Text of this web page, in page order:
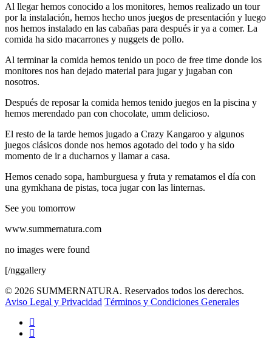
Al llegar hemos conocido a los monitores, hemos realizado un tour
por la instalación, hemos hecho unos juegos de presentación y luego
nos hemos instalado en las cabañas para después ir ya a comer. La
comida ha sido macarrones y nuggets de pollo.
Al terminar la comida hemos tenido un poco de free time donde los
monitores nos han dejado material para jugar y jugaban con
nosotros.
Después de reposar la comida hemos tenido juegos en la piscina y
hemos merendado pan con chocolate, umm delicioso.
El resto de la tarde hemos jugado a Crazy Kangaroo y algunos
juegos clásicos donde nos hemos agotado del todo y ha sido
momento de ir a ducharnos y llamar a casa.
Hemos cenado sopa, hamburguesa y fruta y rematamos el día con
una gymkhana de pistas, toca jugar con las linternas.
See you tomorrow
www.summernatura.com
no images were found
[/nggallery
© 2026 SUMMERNATURA. Reservados todos los derechos.
Aviso Legal y Privacidad Términos y Condiciones Generales
twitter
facebook